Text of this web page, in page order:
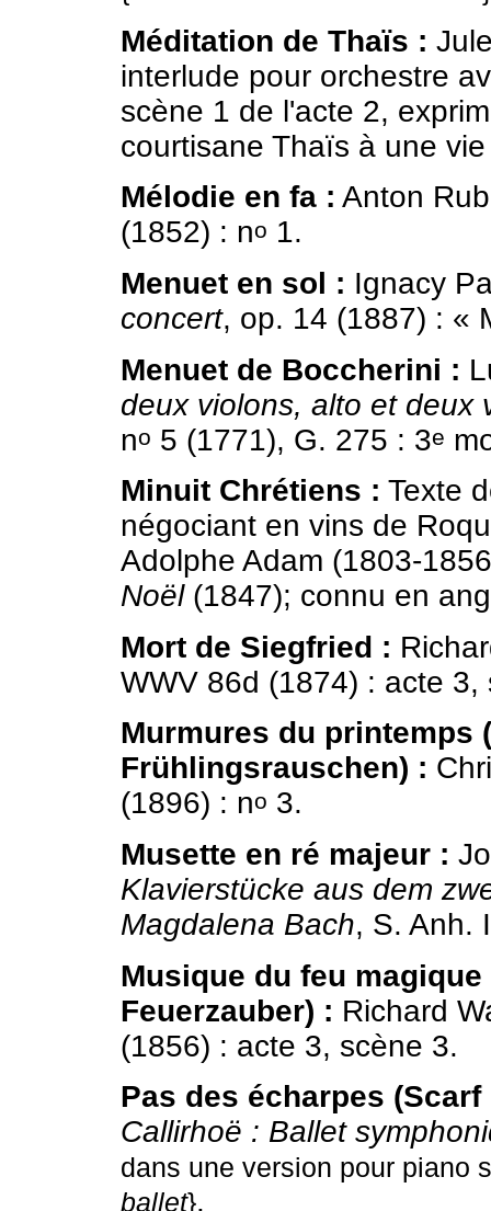
Méditation de Thaïs :
interlude pour orchestre
scène 1 de l'acte 2,
courtisane Thaïs à une
Mélodie en fa : Anton
(1852) : no 1.
Menuet en sol : Ignacy
concert, op. 14 (1887) : «
Menuet de Boccherini :
deux violons, alto et deux
no 5 (1771), G. 275 : 3e
Minuit Chrétiens : Texte
négociant en vins de
Adolphe Adam (1803-
Noël(1847); connu en
Mort de Siegfried :
WWV 86d (1874) : acte 3,
Murmures du printemps
Frühlingsrauschen) :
(1896) : no 3.
Musette en ré majeur :
Klavierstücke aus dem
Magdalena Bach, S. Anh.
Musique du feu
Feuerzauber) : Richard
(1856) : acte 3, scène 3.
Pas des écharpes (Scarf
Callirhoë : Ballet
dans une version pour piano
ballet}.